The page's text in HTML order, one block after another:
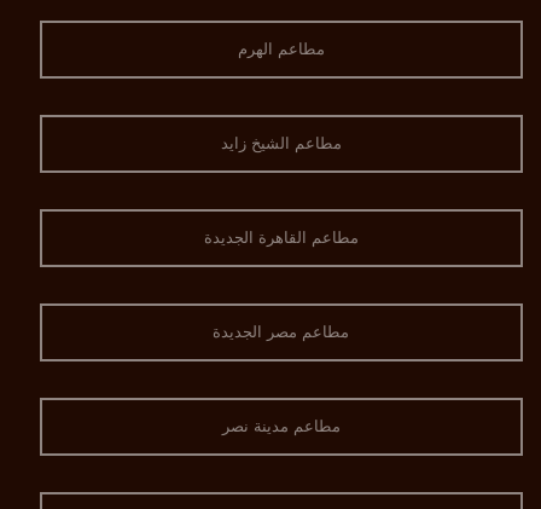
مطاعم الهرم
مطاعم الشيخ زايد
مطاعم القاهرة الجديدة
مطاعم مصر الجديدة
مطاعم مدينة نصر